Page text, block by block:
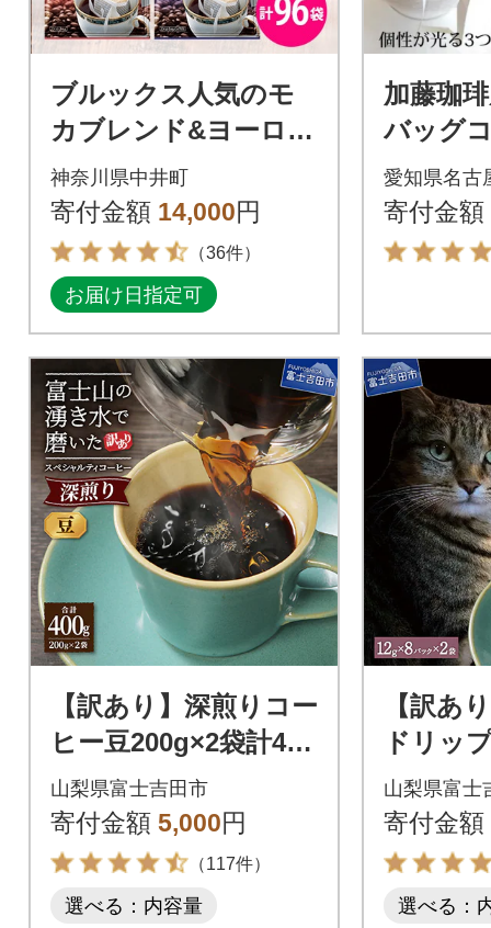
ブルックス人気のモ
カブレンド&ヨーロピ
アンブレンドセット
神奈川県中井町
寄付金額 14,000円
（36件）
お届け日指定可
加藤珈
バッグ
飲み比
愛知県名古
寄付金額
【訳あり】深煎りコー
ヒー豆200g×2袋計400
g自家焙煎珈琲 スペシ
ャルティコーヒー富
士山の湧き水
山梨県富士吉田市
寄付金額 5,000円
（117件）
選べる：内容量
【訳あ
ドリッ
ふるさ
保護 さ
猫 TNR
山梨県富士
寄付金額
選べる：